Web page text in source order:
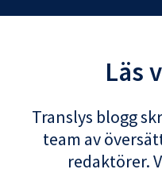
Läs
Translys blogg
team av
redaktörer.